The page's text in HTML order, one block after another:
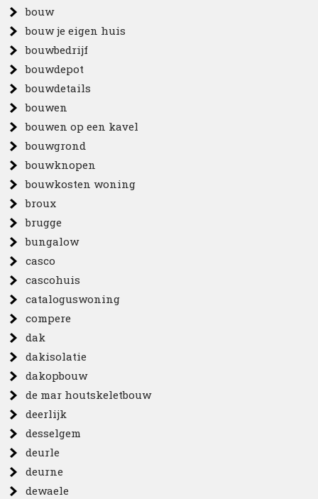
bouw
bouw je eigen huis
bouwbedrijf
bouwdepot
bouwdetails
bouwen
bouwen op een kavel
bouwgrond
bouwknopen
bouwkosten woning
broux
brugge
bungalow
casco
cascohuis
cataloguswoning
compere
dak
dakisolatie
dakopbouw
de mar houtskeletbouw
deerlijk
desselgem
deurle
deurne
dewaele